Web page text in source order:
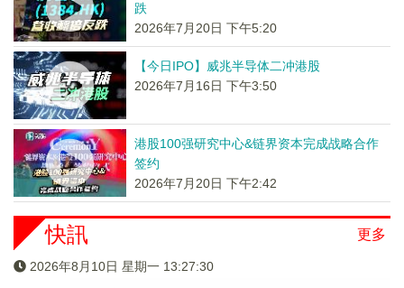
跌
2026年7月20日 下午5:20
【今日IPO】威兆半导体二冲港股
2026年7月16日 下午3:50
港股100强研究中心&链界资本完成战略合作
签约
2026年7月20日 下午2:42
更多
快訊
2026年8月10日 星期一 13:27:30